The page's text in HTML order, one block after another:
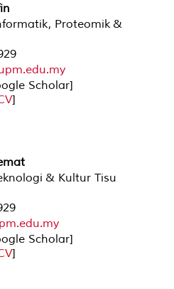
Proteomik &
Scholar]
]
& Kultur Tisu
Scholar]
]